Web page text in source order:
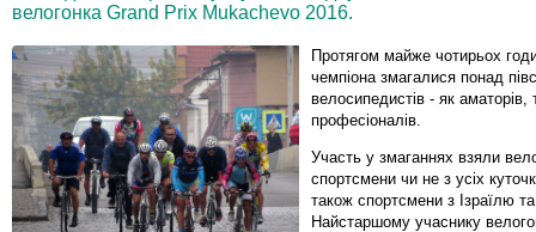
велогонка Grand Prix Mukachevo 2016.
Протягом майже чотирьох
чемпіона змагалися понад
велосипедистів - як аматорів,
професіоналів.
Участь у змаганнях взяли
спортсмени чи не з усіх
також спортсмени з Ізраїлю
Найстаршому учаснику